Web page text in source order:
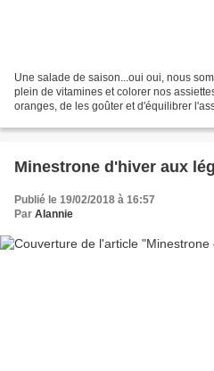
Une salade de saison...oui oui, nous
plein de vitamines et colorer nos
oranges, de les goûter et d'équilibrer
Minestrone d'hiver aux
Publié le 19/02/2018 à 16:57
Par Alannie